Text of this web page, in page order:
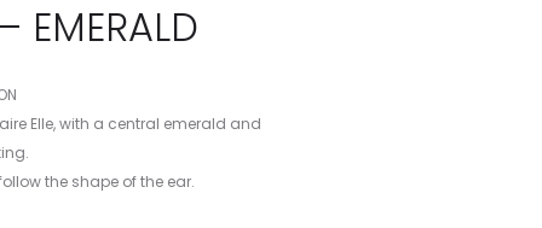
EMERALD
Elle, with a central emerald and
the shape of the ear.